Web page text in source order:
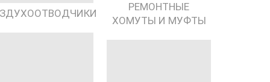
РЕМОНТНЫЕ
ХОМУТЫ И МУФТЫ